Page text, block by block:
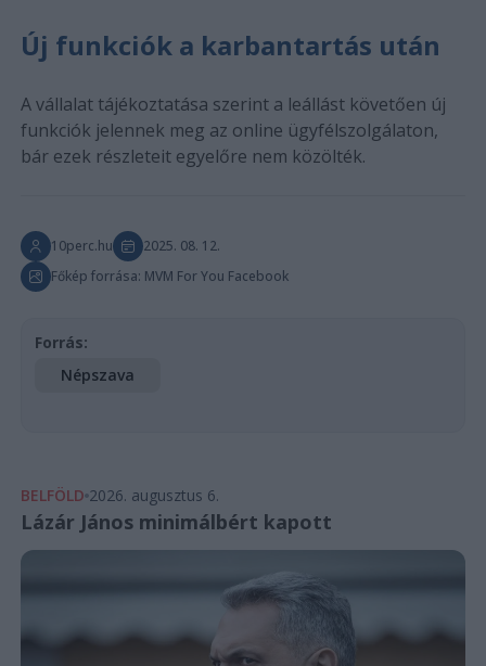
Új funkciók a karbantartás után
A vállalat tájékoztatása szerint a leállást követően új
funkciók jelennek meg az online ügyfélszolgálaton,
bár ezek részleteit egyelőre nem közölték.
10perc.hu
2025. 08. 12.
Főkép forrása: MVM For You Facebook
Forrás:
Népszava
BELFÖLD 2026. augusztus 6.
Lázár János minimálbért kapott